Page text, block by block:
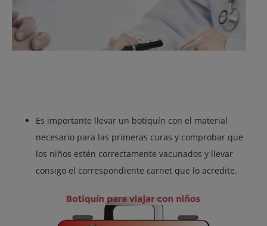
Es importante llevar un botiquín con el material
necesario para las primeras curas y comprobar que
los niños estén correctamente vacunados y llevar
consigo el correspondiente carnet que lo acredite.